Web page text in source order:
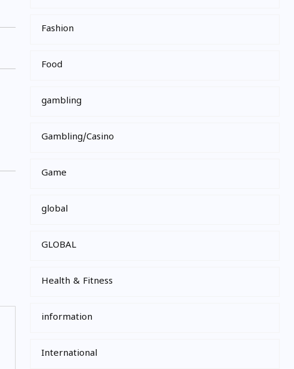
Fashion
Food
gambling
Gambling/Casino
Game
global
GLOBAL
Health & Fitness
information
International